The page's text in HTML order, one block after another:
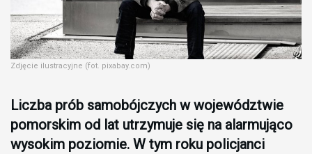
Zdjęcie ilustracyjne (fot. pixabay.com)
Liczba prób samobójczych w województwie
pomorskim od lat utrzymuje się na alarmująco
wysokim poziomie. W tym roku policjanci